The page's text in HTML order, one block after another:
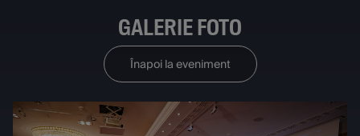
GALERIE FOTO
Înapoi la eveniment